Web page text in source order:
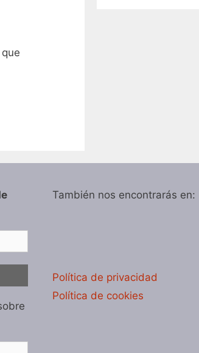
También nos encontrarás en:
Política de privacidad
Política de cookies